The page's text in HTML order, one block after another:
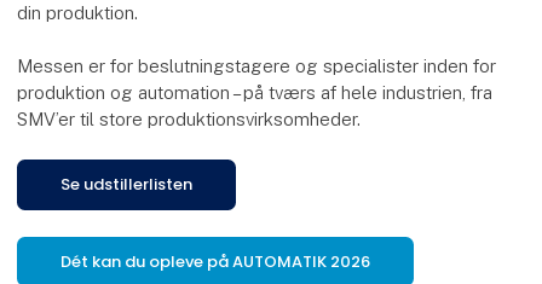
din produktion.
Messen er for beslutningstagere og specialister inden for
produktion og automation – på tværs af hele industrien, fra
SMV’er til store produktionsvirksomheder.
Se udstillerlisten
Dét kan du opleve på AUTOMATIK 2026